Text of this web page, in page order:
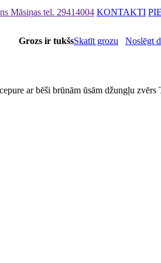
Māsiņas tel. 29414004 KONTAKTI
Grozs ir tukšsSkatīt grozu Noslēgt
ar bēši brūnām ūsām džungļu zvērs